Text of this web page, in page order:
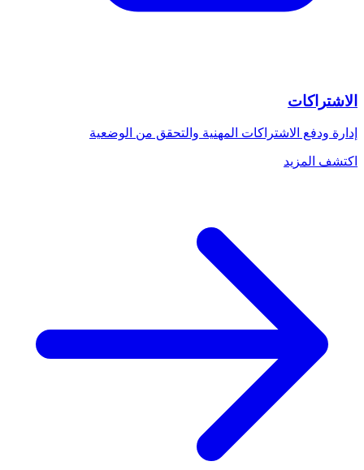
الاشتراكات
إدارة ودفع الاشتراكات المهنية والتحقق من الوضعية
اكتشف المزيد